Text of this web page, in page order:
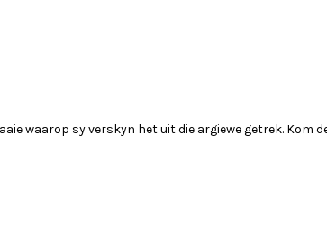
waarop sy verskyn het uit die argiewe getrek. Kom